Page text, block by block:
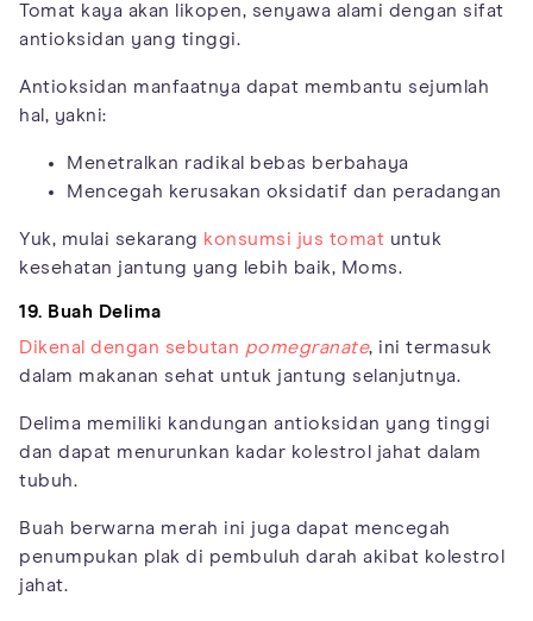
Tomat kaya akan likopen, senyawa alami dengan sifat
antioksidan yang tinggi.
Antioksidan manfaatnya dapat membantu sejumlah
hal, yakni:
Menetralkan radikal bebas berbahaya
Mencegah kerusakan oksidatif dan peradangan
Yuk, mulai sekarang konsumsi jus tomat untuk
kesehatan jantung yang lebih baik, Moms.
19. Buah Delima
Dikenal dengan sebutan pomegranate, ini termasuk
dalam makanan sehat untuk jantung selanjutnya.
Delima memiliki kandungan antioksidan yang tinggi
dan dapat menurunkan kadar kolestrol jahat dalam
tubuh.
Buah berwarna merah ini juga dapat mencegah
penumpukan plak di pembuluh darah akibat kolestrol
jahat.